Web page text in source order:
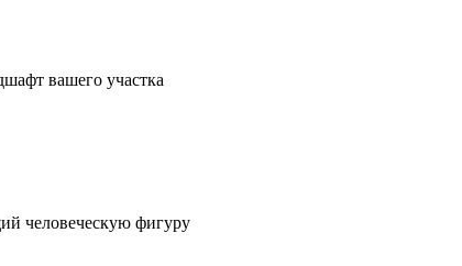
вашего участка
человеческую фигуру